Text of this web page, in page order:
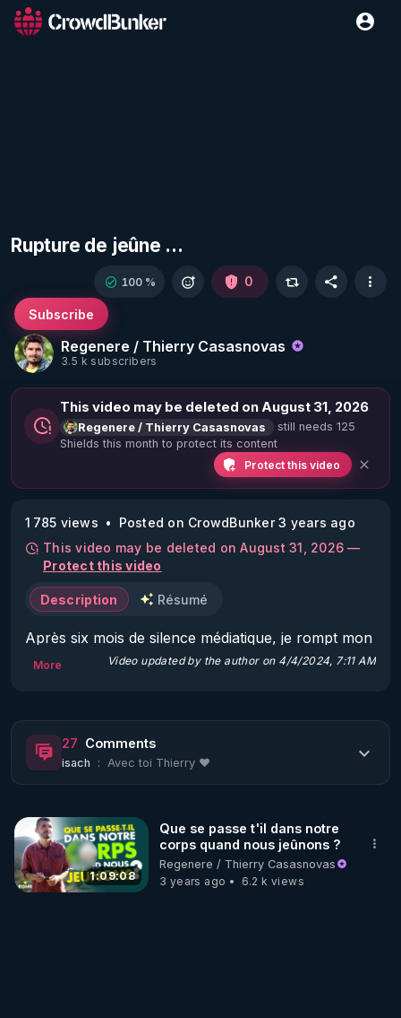
Rupture de jeûne ...
Regenere / Thierry Casasnovas
3.5 k subscribers
Subscribe
100 % 0
This video may be deleted on August 31, 2026
Regenere / Thierry Casasnovas
still needs 125
Shields this month to protect its content
Protect this video
1 785 views
Posted on CrowdBunker 3 years ago
This video may be deleted on August 31, 2026 —
Protect this video
Description Résumé
Après six mois de silence médiatique, je rompt mon
jeûne et reviens vers vous avec des explications de
infos "saignantes".
Merci à toutes et tous pour votre soutien, RGNR
nouvelle saison, le compte à rebours est lancé.
Pour soutenir Thierry et RGNR, pour faire bloc
contre la propagande actuelle,  offrez nous votre
témoignage :
▶ https://airtable.com/shrwDPcONkBnBpc3P
More Video updated by the author on 4/4/2024, 7:11 AM
27 Comments
isach : Avec toi Thierry ❤️
1:09:08
Que se passe t'il dans notre
corps quand nous jeûnons ?
Regenere / Thierry Casasnovas
3 years ago
6.2 k views